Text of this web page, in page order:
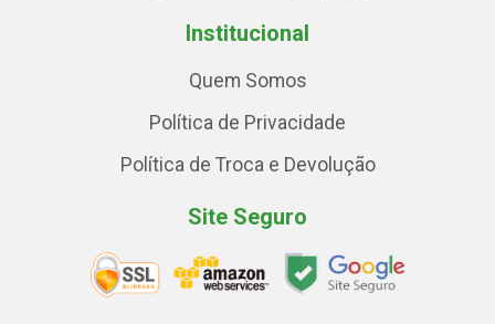
Institucional
Quem Somos
Política de Privacidade
Política de Troca e Devolução
Site Seguro